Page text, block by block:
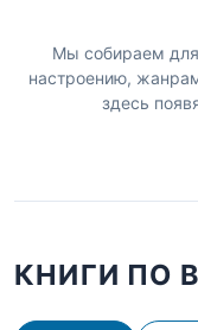
Мы собираем
настроению,
здесь
КНИГИ ПО